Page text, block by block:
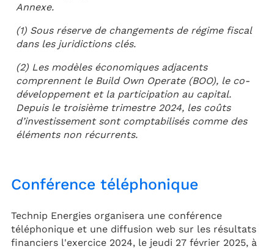
Annexe.
(1) Sous réserve de changements de régime fiscal
dans les juridictions clés.
(2) Les modèles économiques adjacents
comprennent le Build Own Operate (BOO), le co-
développement et la participation au capital.
Depuis le troisième trimestre 2024, les coûts
d’investissement sont comptabilisés comme des
éléments non récurrents.
Conférence téléphonique
Technip Energies organisera une conférence
téléphonique et une diffusion web sur les résultats
financiers l'exercice 2024, le jeudi 27 février 2025, à